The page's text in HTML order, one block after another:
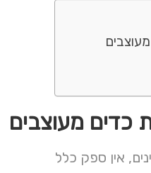
כדים מעוצבים
אין ספק כלל